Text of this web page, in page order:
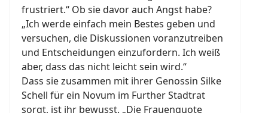
frustriert.“ Ob sie davor auch Angst habe?
„Ich werde einfach mein Bestes geben und
versuchen, die Diskussionen voranzutreiben
und Entscheidungen einzufordern. Ich weiß
aber, dass das nicht leicht sein wird.“
Dass sie zusammen mit ihrer Genossin Silke
Schell für ein Novum im Further Stadtrat
sorgt, ist ihr bewusst. „Die Frauenquote